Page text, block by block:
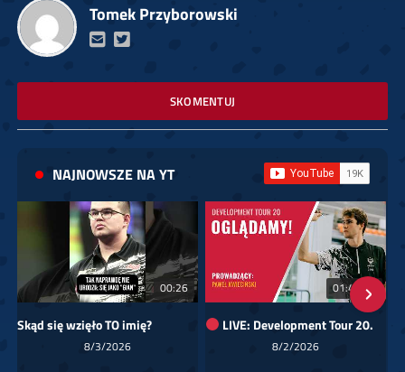
Tomek Przyborowski
SKOMENTUJ
NAJNOWSZE NA YT
00:26
Skąd się wzięło TO imię?
8/3/2026
01:40:24
LIVE: Development Tour 20.
8/2/2026